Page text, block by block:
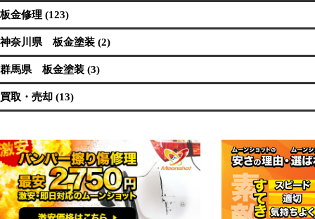
板金修理 (123)
神奈川県 板金塗装 (2)
群馬県 板金塗装 (3)
買取・売却 (13)